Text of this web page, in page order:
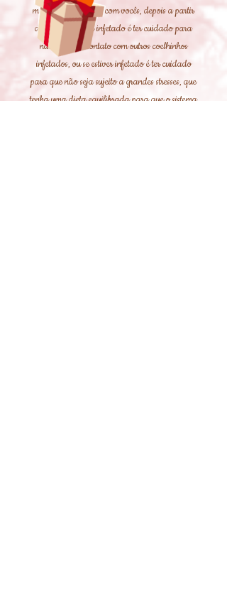
mal este venha viver com vocês, depois a partir
daí se não estiver infetado é ter cuidado para
não estar em contato com outros coelhinhos
infetados, ou se estiver infetado é ter cuidado
para que não seja sujeito a grandes stresses, que
tenha uma dieta equilibrada para que o sistema